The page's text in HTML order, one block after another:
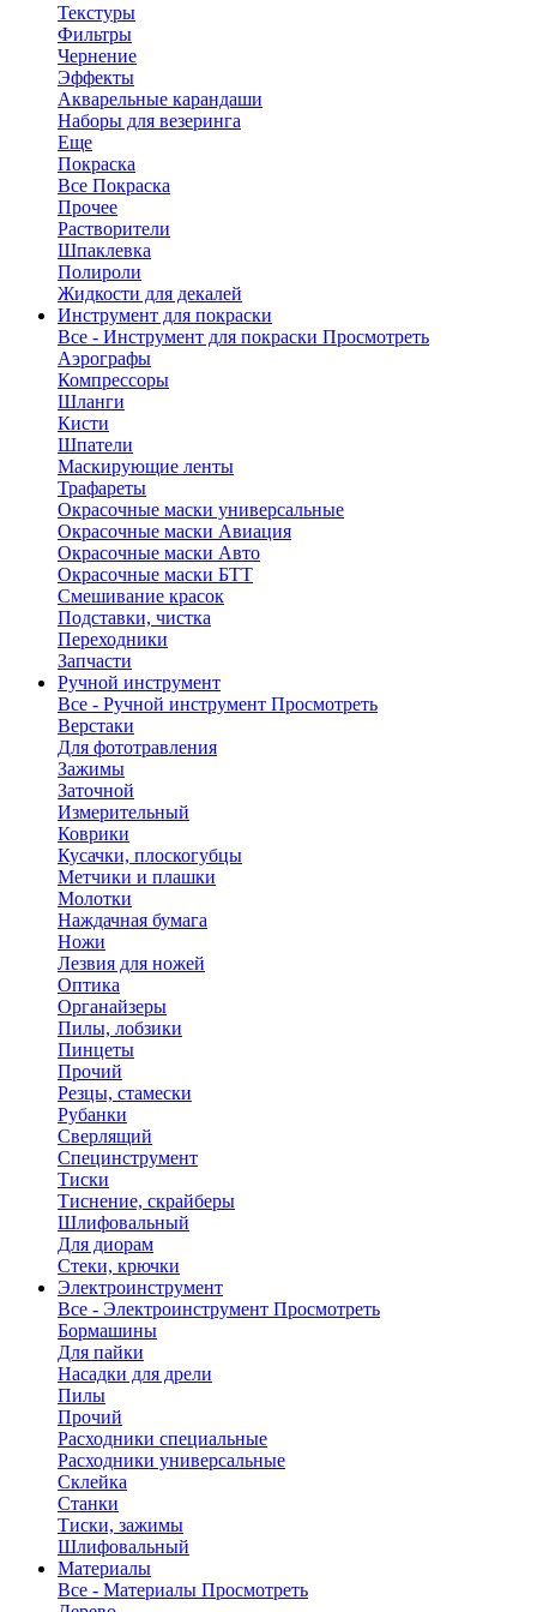
Текстуры
Фильтры
Чернение
Эффекты
Акварельные карандаши
Наборы для везеринга
Еще
Покраска
Все Покраска
Прочее
Растворители
Шпаклевка
Полироли
Жидкости для декалей
Инструмент для покраски
Все - Инструмент для покраски Просмотреть
Аэрографы
Компрессоры
Шланги
Кисти
Шпатели
Маскирующие ленты
Трафареты
Окрасочные маски универсальные
Окрасочные маски Авиация
Окрасочные маски Авто
Окрасочные маски БТТ
Смешивание красок
Подставки, чистка
Переходники
Запчасти
Ручной инструмент
Все - Ручной инструмент Просмотреть
Верстаки
Для фототравления
Зажимы
Заточной
Измерительный
Коврики
Кусачки, плоскогубцы
Метчики и плашки
Молотки
Наждачная бумага
Ножи
Лезвия для ножей
Оптика
Органайзеры
Пилы, лобзики
Пинцеты
Прочий
Резцы, стамески
Рубанки
Сверлящий
Специнструмент
Тиски
Тиснение, скрайберы
Шлифовальный
Для диорам
Стеки, крючки
Электроинструмент
Все - Электроинструмент Просмотреть
Бормашины
Для пайки
Насадки для дрели
Пилы
Прочий
Расходники специальные
Расходники универсальные
Склейка
Станки
Тиски, зажимы
Шлифовальный
Материалы
Все - Материалы Просмотреть